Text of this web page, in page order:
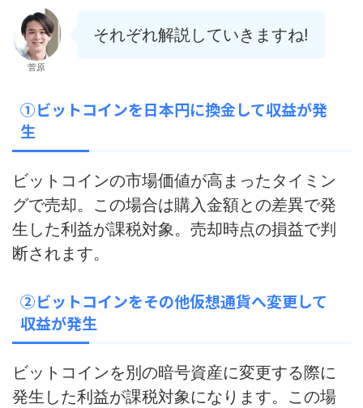
菅原
それぞれ解説していきますね!
①ビットコインを日本円に換金して収益が発
生
ビットコインの市場価値が高まったタイミン
グで売却。この場合は購入金額との差異で発
生した利益が課税対象。 売却時点の損益で判
断されます。
②ビットコインをその他仮想通貨へ変更して
収益が発生
ビットコインを別の暗号資産に変更する際に
発生した利益が課税対象になります。この場